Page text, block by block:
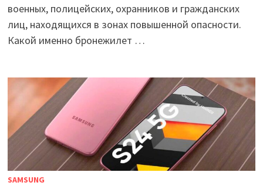
военных, полицейских, охранников и гражданских
лиц, находящихся в зонах повышенной опасности.
Какой именно бронежилет …
SAMSUNG